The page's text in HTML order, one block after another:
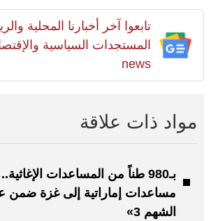
تابعوا آخر أخبارنا المحلية
news
مواد ذات علاقة
مساعدات إماراتية إلى غزة ضمن
الشهم 3»